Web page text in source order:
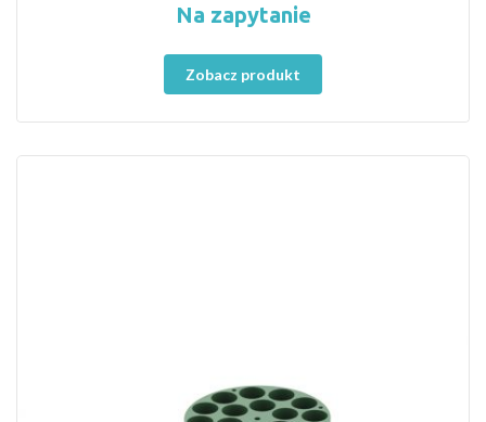
Na zapytanie
Zobacz produkt